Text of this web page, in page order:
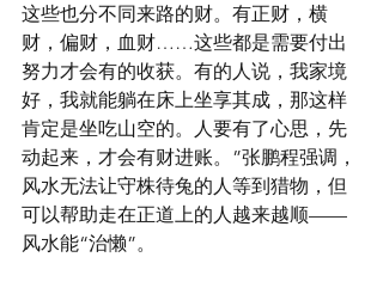
这些也分不同来路的财。有正财，横
财，偏财，血财……这些都是需要付出
努力才会有的收获。有的人说，我家境
好，我就能躺在床上坐享其成，那这样
肯定是坐吃山空的。人要有了心思，先
动起来，才会有财进账。”张鹏程强调，
风水无法让守株待兔的人等到猎物，但
可以帮助走在正道上的人越来越顺——
风水能“治懒”。